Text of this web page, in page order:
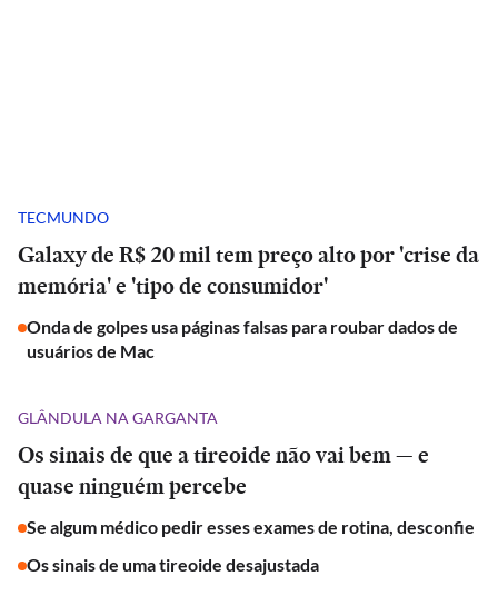
TECMUNDO
Galaxy de R$ 20 mil tem preço alto por 'crise da
memória' e 'tipo de consumidor'
Onda de golpes usa páginas falsas para roubar dados de
usuários de Mac
GLÂNDULA NA GARGANTA
Os sinais de que a tireoide não vai bem — e
quase ninguém percebe
Se algum médico pedir esses exames de rotina, desconfie
Os sinais de uma tireoide desajustada